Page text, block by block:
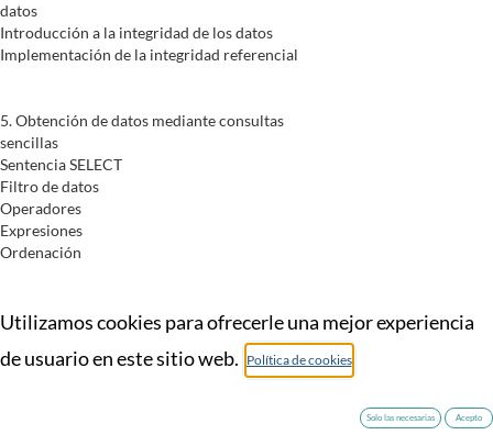
datos
Introducción a la integridad de los datos
Implementación de la integridad referencial
5. Obtención de datos mediante consultas
sencillas
Sentencia SELECT
Filtro de datos
Operadores
Expresiones
Ordenación
Relaciones entre las tablas
Acceso a datos de varias tablas
Utilizamos cookies para ofrecerle una mejor experiencia
de usuario en este sitio web. Política de cookies
Solo las necesarias Acepto